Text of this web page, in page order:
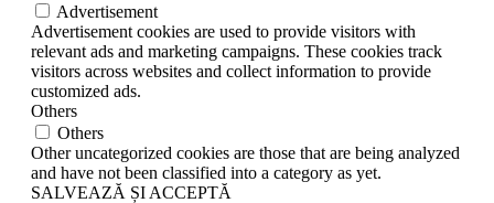
Advertisement
Advertisement cookies are used to provide visitors with
relevant ads and marketing campaigns. These cookies track
visitors across websites and collect information to provide
customized ads.
Others
Others
Other uncategorized cookies are those that are being analyzed
and have not been classified into a category as yet.
SALVEAZĂ ȘI ACCEPTĂ